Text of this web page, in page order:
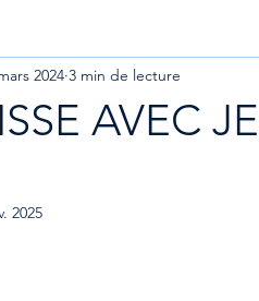
AVEC
2024 3 min de lecture
2025